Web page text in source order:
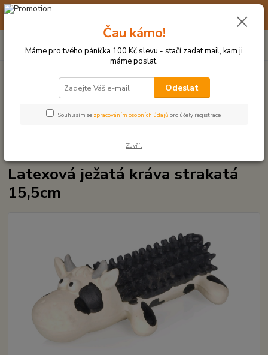
☀️ 10. - 14. SRPNA 2026 MÁME DOVOLENOU ☀️ OBJEDNÁVKY
Hledat
po–pá: 9–17 hod.
za0 Kč
Latexová ježatá kráva strakatá 15,5cm
Latexová ježatá kráva strakatá
15,5cm
Čau kámo!
Máme pro tvého páníčka 100 Kč slevu - stačí zadat mail, kam ji
máme poslat.
Odeslat
Souhlasím se zpracováním osobních údajů pro účely registrace.
Zavřít